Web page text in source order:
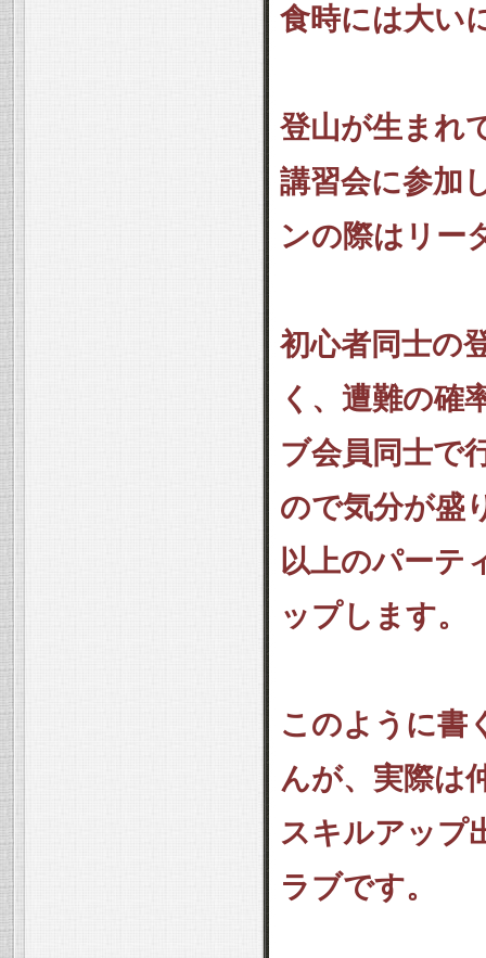
食時には大い
登山が生まれ
講習会に参加
ンの際はリー
初心者同士の
く、遭難の確
ブ会員同士で
ので気分が盛
以上のパーテ
ップします。
このように書
んが、実際は
スキルアップ
ラブです。